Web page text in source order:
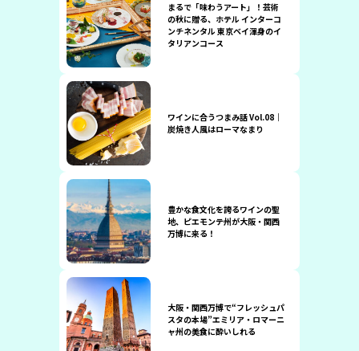
まるで「味わうアート」！芸術
の秋に贈る、ホテル インターコ
ンチネンタル 東京ベイ渾身のイ
タリアンコース
ワインに合うつまみ話 Vol.08｜
炭焼き人風はローマなまり
豊かな食文化を誇るワインの聖
地、ピエモンテ州が大阪・関西
万博に来る！
大阪・関西万博で“フレッシュパ
スタの本場”エミリア・ロマーニ
ャ州の美食に酔いしれる